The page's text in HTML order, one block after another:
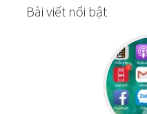
Bài viết nổi bật